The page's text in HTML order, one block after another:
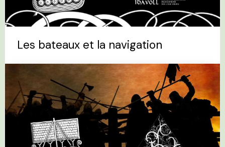
Les bateaux et la navigation